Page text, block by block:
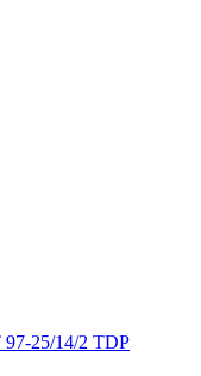
97-25/14/2 TDP